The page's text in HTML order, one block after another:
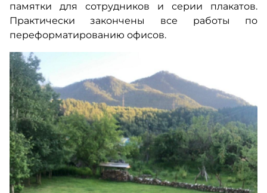
памятки для сотрудников и серии плакатов.
Практически закончены все работы по
переформатированию офисов.